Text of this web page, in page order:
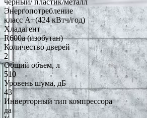
Энергопотребление
класс A+(424 кВтч/год)
Хладагент
R600a (изобутан)
Количество дверей
2
Общий объем, л
510
Уровень шума, дБ
43
Инверторный тип компрессора
да